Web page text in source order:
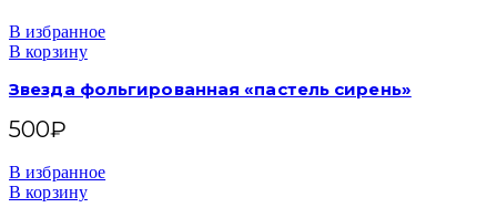
В избранное
В корзину
Звезда фольгированная «пастель сирень»
500₽
В избранное
В корзину